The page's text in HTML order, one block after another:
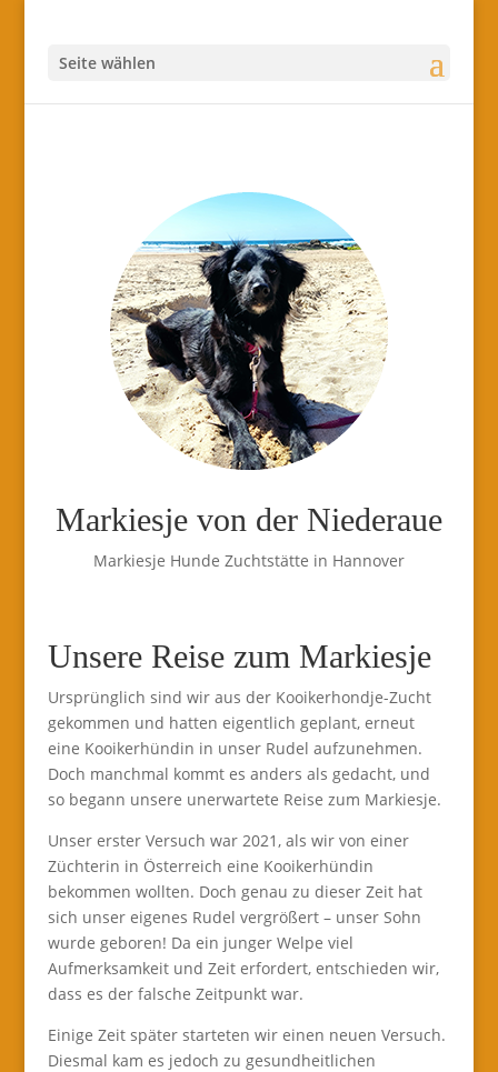
Seite wählen
Markiesje von der Niederaue
Markiesje Hunde Zuchtstätte in Hannover
Unsere Reise zum Markiesje
Ursprünglich sind wir aus der Kooikerhondje-Zucht
gekommen und hatten eigentlich geplant, erneut
eine Kooikerhündin in unser Rudel aufzunehmen.
Doch manchmal kommt es anders als gedacht, und
so begann unsere unerwartete Reise zum Markiesje.
Unser erster Versuch war 2021, als wir von einer
Züchterin in Österreich eine Kooikerhündin
bekommen wollten. Doch genau zu dieser Zeit hat
sich unser eigenes Rudel vergrößert – unser Sohn
wurde geboren! Da ein junger Welpe viel
Aufmerksamkeit und Zeit erfordert, entschieden wir,
dass es der falsche Zeitpunkt war.
Einige Zeit später starteten wir einen neuen Versuch.
Diesmal kam es jedoch zu gesundheitlichen